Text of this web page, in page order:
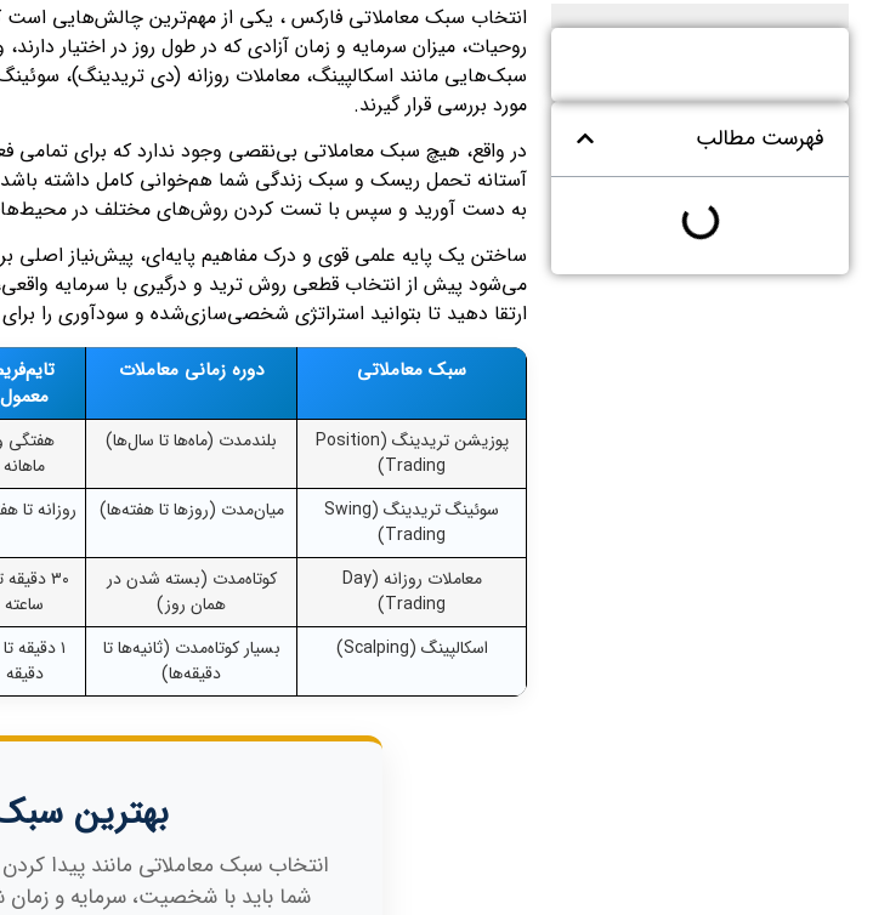
فهرست مطالب
انتخاب سبک معاملاتی فارکس ، یکی از مهم‌ترین چالش‌هایی است
روحیات، میزان سرمایه و زمان آزادی که در طول روز در اختیار
سبک‌هایی مانند اسکالپینگ، معاملات روزانه (دی تریدینگ)،
مورد بررسی قرار گیرند.
در واقع، هیچ سبک معاملاتی بی‌نقصی وجود ندارد که برای تمامی
آستانه تحمل ریسک و سبک زندگی شما هم‌خوانی کامل داشته باشد.
به دست آورید و سپس با تست کردن روش‌های مختلف در محیط‌های
ساختن یک پایه علمی قوی و درک مفاهیم پایه‌ای، پیش‌نیاز اصلی
می‌شود پیش از انتخاب قطعی روش ترید و درگیری با سرمایه
ارتقا دهید تا بتوانید استراتژی شخصی‌سازی‌شده و سودآوری را
سبک معاملاتی دوره زمانی معاملات
معمول
پوزیشن تریدینگ (Position
Trading)
بلندمدت (ماه‌ها تا سال‌ها)
هفتگی
ماهانه
سوئینگ تریدینگ (Swing
Trading)
میان‌مدت (روزها تا هفته‌ها) روزانه تا
معاملات روزانه (Day
Trading)
کوتاه‌مدت (بسته شدن در
همان روز)
ساعته
اسکالپینگ (Scalping)
بسیار کوتاه‌مدت (ثانیه‌ها تا
دقیقه‌ها)
دقیقه
بهترین
انتخاب سبک معاملاتی مانند پیدا
شما باید با شخصیت، سرمایه و زمان